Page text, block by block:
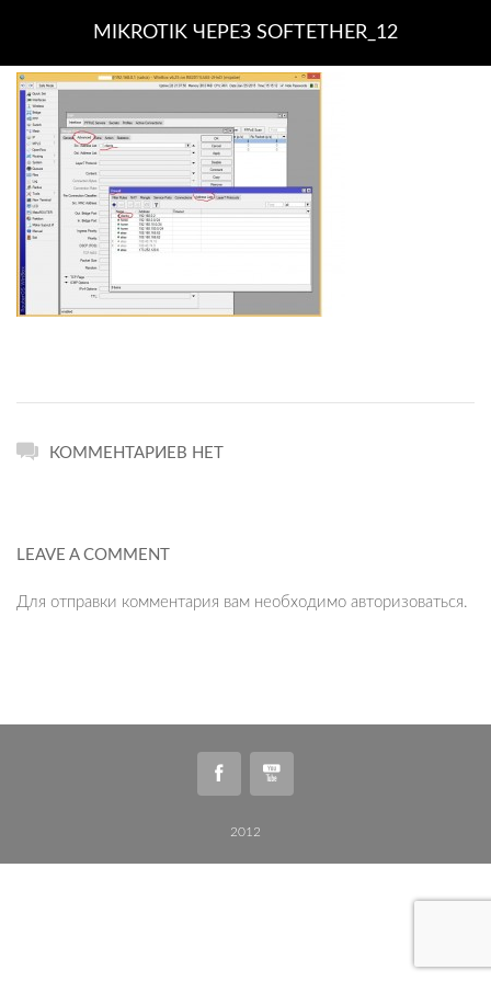
MIKROTIK ЧЕРЕЗ SOFTETHER_12
КОММЕНТАРИЕВ НЕТ
LEAVE A COMMENT
Для отправки комментария вам необходимо авторизоваться.
2012